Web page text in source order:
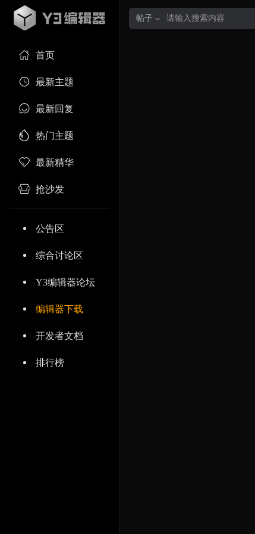
首页
最新主题
最新回复
热门主题
最新精华
抢沙发
公告区
综合讨论区
Y3编辑器论坛
编辑器下载
开发者文档
排行榜
帖子